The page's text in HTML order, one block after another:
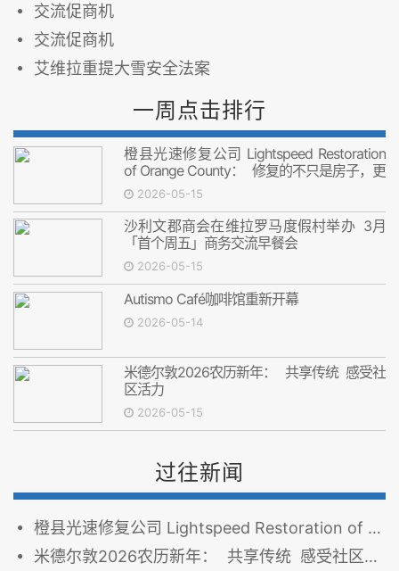
交流促商机
交流促商机
艾维拉重提大雪安全法案
一周点击排行
橙县光速修复公司 Lightspeed Restoration
of Orange County： 修复的不只是房子，更
是安心
2026-05-15
沙利文郡商会在维拉罗马度假村举办 3月
「首个周五」商务交流早餐会
2026-05-15
Autismo Café咖啡馆重新开幕
2026-05-14
米德尔敦2026农历新年： 共享传统 感受社
区活力
2026-05-15
过往新闻
橙县光速修复公司 Lightspeed Restoration of Orange County： 修复的不只是房子，更是安心
米德尔敦2026农历新年： 共享传统 感受社区活力